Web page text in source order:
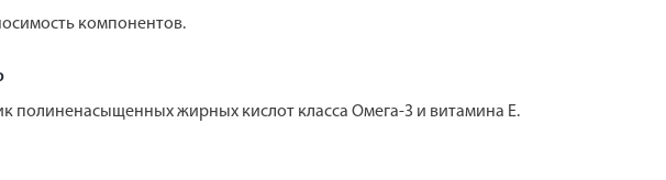
компонентов.
полиненасыщенных жирных кислот класса Омега-3 и витамина Е.